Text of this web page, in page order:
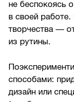
не беспокоясь
в своей
творчества —
из рутины.
способами:
дизайн или